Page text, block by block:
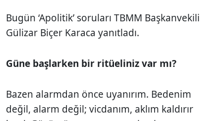
Bugün ‘Apolitik’ soruları TBMM Başkanvekili
Gülizar Biçer Karaca yanıtladı.
Güne başlarken bir ritüeliniz var mı?
Bazen alarmdan önce uyanırım. Bedenim
değil, alarm değil; vicdanım, aklım kaldırır